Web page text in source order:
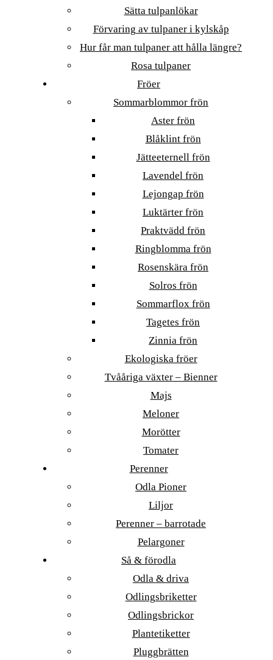
Sätta tulpanlökar
Förvaring av tulpaner i kylskåp
Hur får man tulpaner att hålla längre?
Rosa tulpaner
Fröer
Sommarblommor frön
Aster frön
Blåklint frön
Jätteeternell frön
Lavendel frön
Lejongap frön
Luktärter frön
Praktvädd frön
Ringblomma frön
Rosenskära frön
Solros frön
Sommarflox frön
Tagetes frön
Zinnia frön
Ekologiska fröer
Tvååriga växter – Bienner
Majs
Meloner
Morötter
Tomater
Perenner
Odla Pioner
Liljor
Perenner – barrotade
Pelargoner
Så & förodla
Odla & driva
Odlingsbriketter
Odlingsbrickor
Plantetiketter
Pluggbrätten